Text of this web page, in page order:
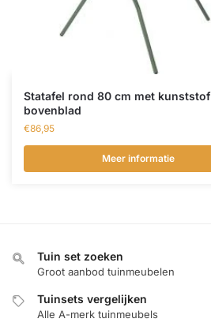
Statafel rond 80 cm met kunststof
bovenblad
€86,95
Meer informatie
Tuin set zoeken
Groot aanbod tuinmeubelen
Tuinsets vergelijken
Alle A-merk tuinmeubels